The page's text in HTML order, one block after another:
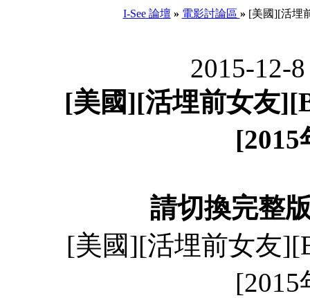
I-See 論壇 » 電影討論區 » [美國][活埋
2015-12-
[美國][活埋前女友
[2015
請切換完整
[美國][活埋前女友
[2015